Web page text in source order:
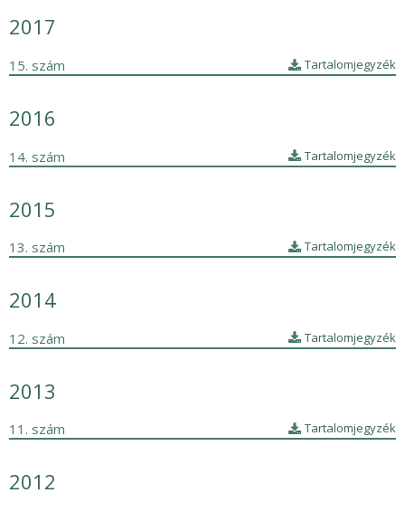
2017
15. szám Tartalomjegyzék
2016
14. szám Tartalomjegyzék
2015
13. szám Tartalomjegyzék
2014
12. szám Tartalomjegyzék
2013
11. szám Tartalomjegyzék
2012